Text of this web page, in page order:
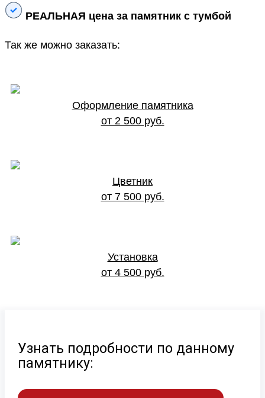
РЕАЛЬНАЯ цена за памятник с тумбой
Так же можно заказать:
Оформление памятника
от 2 500 руб.
Цветник
от 7 500 руб.
Установка
от 4 500 руб.
Узнать подробности по данному
памятнику: